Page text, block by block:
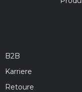
B2B
Karriere
Retoure